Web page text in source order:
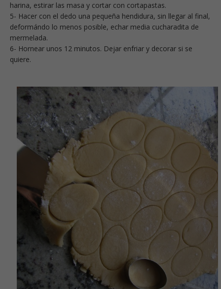
harina, estirar las masa y cortar con cortapastas.
5- Hacer con el dedo una pequeña hendidura, sin llegar al final,
deformándo lo menos posible, echar media cucharadita de
mermelada.
6- Hornear unos 12 minutos. Dejar enfriar y decorar si se
quiere.